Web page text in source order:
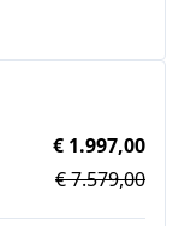
€ 1.997,00
€ 7.579,00